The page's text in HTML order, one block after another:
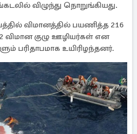
விழுந்து நொறுங்கியது.
விமானத்தில் பயணித்த 216
விமான குழு ஊழியர்கள் என
பரிதாபமாக உயிரிழந்தனர்.